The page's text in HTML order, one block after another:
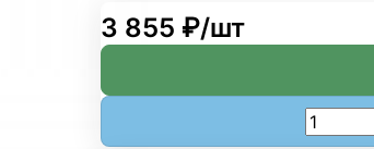
3 855 ₽/шт